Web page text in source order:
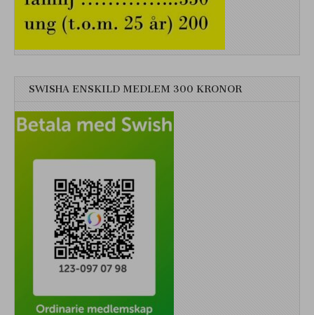
SWISHA ENSKILD MEDLEM 300 KRONOR